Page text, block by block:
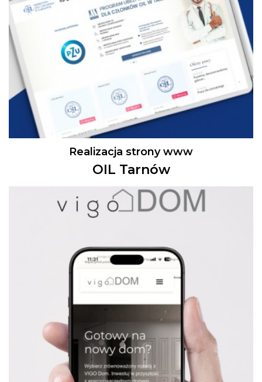
Realizacja strony www
OIL Tarnów